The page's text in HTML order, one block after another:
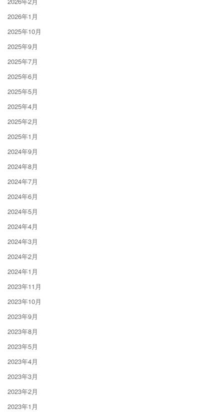
2026年1月
2025年10月
2025年9月
2025年7月
2025年6月
2025年5月
2025年4月
2025年2月
2025年1月
2024年9月
2024年8月
2024年7月
2024年6月
2024年5月
2024年4月
2024年3月
2024年2月
2024年1月
2023年11月
2023年10月
2023年9月
2023年8月
2023年5月
2023年4月
2023年3月
2023年2月
2023年1月